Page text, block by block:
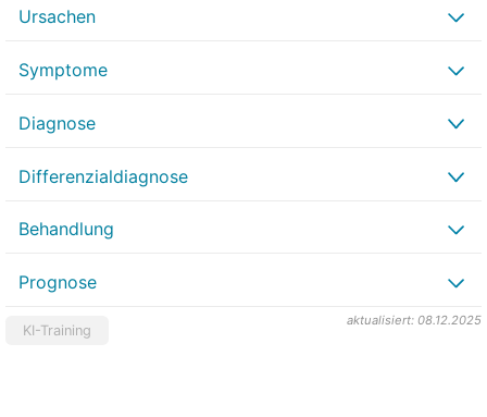
Ursachen
Symptome
Diagnose
Differenzialdiagnose
Behandlung
Prognose
aktualisiert: 08.12.2025
KI-Training